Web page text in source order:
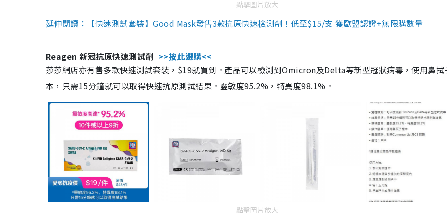
點擊圖片放大
延伸閱讀：【快速測試套裝】Good Mask發售3款抗原快速檢測劑！低至$15/支 獲歐盟認證+無限購數量
Reagen 新冠抗原快速測試劑 >>按此選購<<
莎莎網店亦有售多款快速測試套裝，$19就買到。產品可以檢測到Omicron及Delta等新型冠狀病毒，使用鼻拭
本，只需15分鐘就可以取得快速抗原測試結果。靈敏度95.2%，特異度98.1%。
點擊圖片放大